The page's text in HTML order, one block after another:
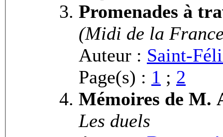
Promenades à
(Midi de la
Auteur : Saint-
Page(s) : 1 ; 2
Mémoires de M.
Les duels